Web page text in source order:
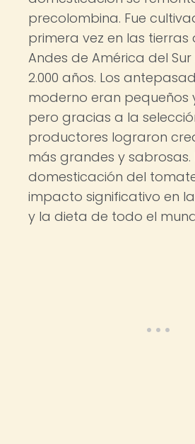
precolombina. Fue
primera vez en las tierras
Andes de América del
2.000 años. Los
moderno eran pequeños
pero gracias a la
productores lograron
más grandes y sabrosas.
domesticación del
impacto significativo en
y la dieta de todo el